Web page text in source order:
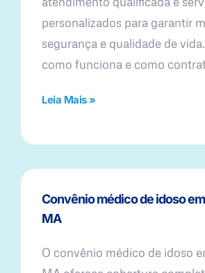
personalizados para garantir
segurança e qualidade de
como funciona e como
Leia Mais »
Convênio médico de idoso
MA
O convênio médico de idoso